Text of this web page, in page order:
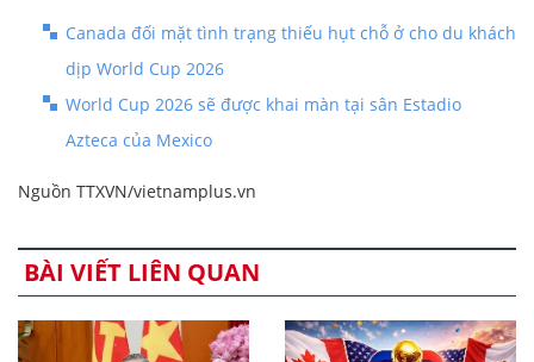
Canada đối mặt tình trạng thiếu hụt chỗ ở cho du khách
dịp World Cup 2026
World Cup 2026 sẽ được khai màn tại sân Estadio
Azteca của Mexico
Nguồn TTXVN/vietnamplus.vn
BÀI VIẾT LIÊN QUAN